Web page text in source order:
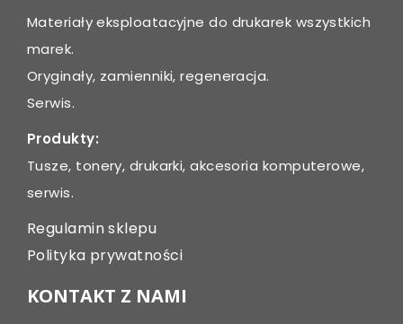
Materiały eksploatacyjne do drukarek wszystkich
marek.
Oryginały, zamienniki, regeneracja.
Serwis.
Produkty:
Tusze, tonery, drukarki, akcesoria komputerowe,
serwis.
Regulamin sklepu
Polityka prywatności
KONTAKT Z NAMI